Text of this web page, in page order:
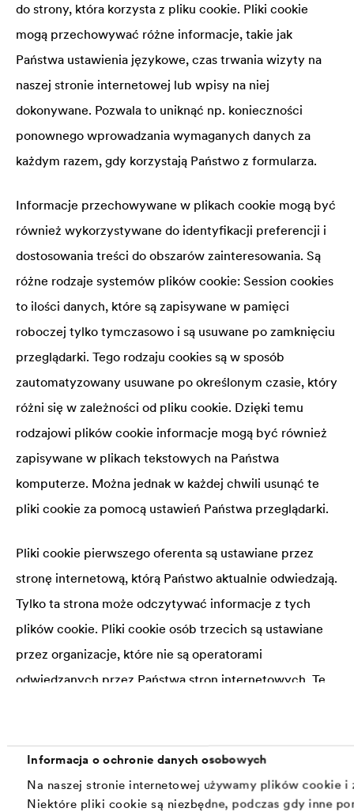
Informacja o ochronie danych osobowych
Na naszej stronie internetowej używamy plików cookie i
Niektóre pliki cookie są niezbędne, podczas gdy inne
do strony, która korzysta z pliku cookie. Pliki cookie
mogą przechowywać różne informacje, takie jak
Państwa ustawienia językowe, czas trwania wizyty na
naszej stronie internetowej lub wpisy na niej
dokonywane. Pozwala to uniknąć np. konieczności
ponownego wprowadzania wymaganych danych za
każdym razem, gdy korzystają Państwo z formularza.
Informacje przechowywane w plikach cookie mogą być
również wykorzystywane do identyfikacji preferencji i
dostosowania treści do obszarów zainteresowania. Są
różne rodzaje systemów plików cookie: Session cookies
to ilości danych, które są zapisywane w pamięci
roboczej tylko tymczasowo i są usuwane po zamknięciu
przeglądarki. Tego rodzaju cookies są w sposób
zautomatyzowany usuwane po określonym czasie, który
różni się w zależności od pliku cookie. Dzięki temu
rodzajowi plików cookie informacje mogą być również
zapisywane w plikach tekstowych na Państwa
komputerze. Można jednak w każdej chwili usunąć te
pliki cookie za pomocą ustawień Państwa przeglądarki.
Pliki cookie pierwszego oferenta są ustawiane przez
stronę internetową, którą Państwo aktualnie odwiedzają.
Tylko ta strona może odczytywać informacje z tych
plików cookie. Pliki cookie osób trzecich są ustawiane
przez organizacje, które nie są operatorami
odwiedzanych przez Państwa stron internetowych. Te
osobowych za pomocą plików cookie oraz okres ich